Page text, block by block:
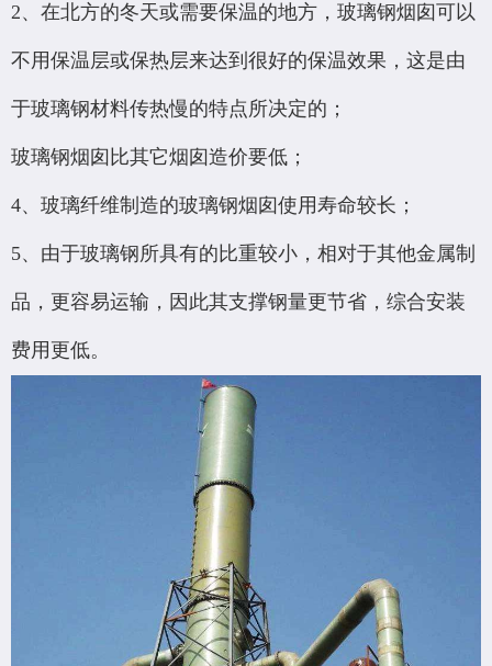
2、在北方的冬天或需要保温的地方，玻璃钢烟囱可以
不用保温层或保热层来达到很好的保温效果，这是由
于玻璃钢材料传热慢的特点所决定的；
玻璃钢烟囱比其它烟囱造价要低；
4、玻璃纤维制造的玻璃钢烟囱使用寿命较长；
5、由于玻璃钢所具有的比重较小，相对于其他金属制
品，更容易运输，因此其支撑钢量更节省，综合安装
费用更低。